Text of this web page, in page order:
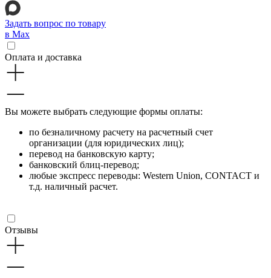
Задать вопрос по товару
в Max
Оплата и доставка
Вы можете выбрать следующие формы оплаты:
по безналичному расчету на расчетный счет
организации (для юридических лиц);
перевод на банковскую карту;
банковский блиц-перевод;
любые экспресс переводы: Western Union, CONTACT и
т.д. наличный расчет.
Отзывы